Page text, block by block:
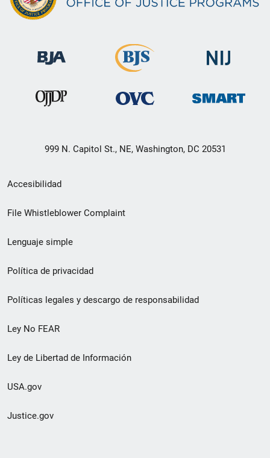
999 N. Capitol St., NE, Washington, DC 20531
Menú
de
de
pie
de
página
Accesibilidad
File Whistleblower Complaint
Lenguaje simple
Política de privacidad
Políticas legales y descargo de responsabilidad
Ley No FEAR
Ley de Libertad de Información
USA.gov
Justice.gov